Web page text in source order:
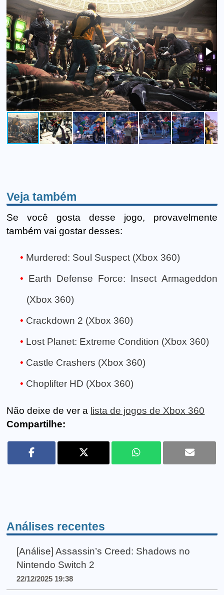
Veja também
Se você gosta desse jogo, provavelmente
também vai gostar desses:
Murdered: Soul Suspect (Xbox 360)
Earth Defense Force: Insect Armageddon
(Xbox 360)
Crackdown 2 (Xbox 360)
Lost Planet: Extreme Condition (Xbox 360)
Castle Crashers (Xbox 360)
Choplifter HD (Xbox 360)
Não deixe de ver a lista de jogos de Xbox 360
Compartilhe:
Análises recentes
[Análise] Assassin’s Creed: Shadows no
Nintendo Switch 2
22/12/2025 19:38